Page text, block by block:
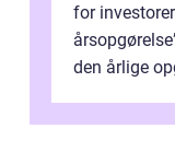
for
den årlige